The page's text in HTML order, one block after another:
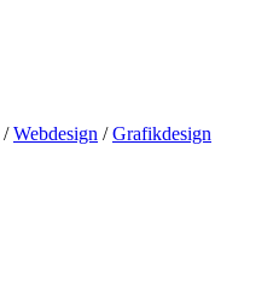
/Webdesign /Grafikdesign